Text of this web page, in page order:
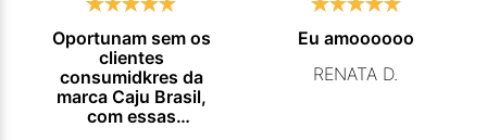
Oportunam sem os
clientes
consumidkres da
marca Caju Brasil,
com essas
Eu amoooooo
RENATA D.